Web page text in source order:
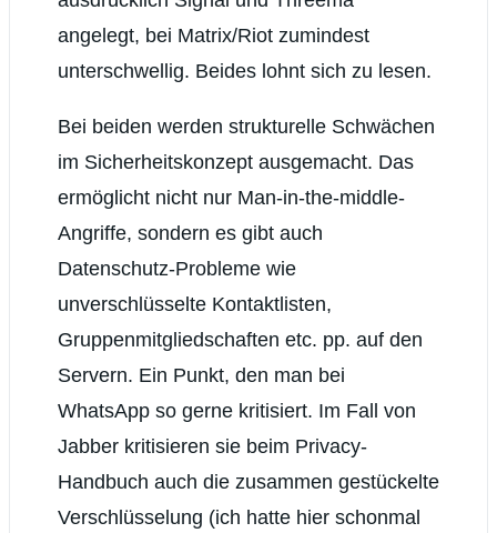
angelegt, bei Matrix/Riot zumindest
unterschwellig. Beides lohnt sich zu lesen.
Bei beiden werden strukturelle Schwächen
im Sicherheitskonzept ausgemacht. Das
ermöglicht nicht nur Man-in-the-middle-
Angriffe, sondern es gibt auch
Datenschutz-Probleme wie
unverschlüsselte Kontaktlisten,
Gruppenmitgliedschaften etc. pp. auf den
Servern. Ein Punkt, den man bei
WhatsApp so gerne kritisiert. Im Fall von
Jabber kritisieren sie beim Privacy-
Handbuch auch die zusammen gestückelte
Verschlüsselung (ich hatte hier schonmal